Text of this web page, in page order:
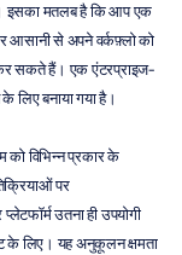
इसका मतलब है कि आप एक
से अपने वर्कफ़्लो को
कर सकते हैं। एक एंटरप्राइज-
लिए बनाया गया है।
को विभिन्न प्रकार के
अनुप्रयोगों के लिए अनुकूलित किया जा सकता है। उपभोक्ता प्रतिक्रियाओं पर
उतना ही उपयोगी
के लिए। यह अनुकूलन क्षमता